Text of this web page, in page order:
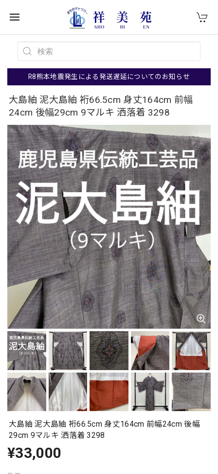
R8熊本地震発生による発送遅延についてのお知らせ
大島紬 泥大島紬 裄66.5cm 身丈164cm 前幅
24cm 後幅29cm 9マルキ 洒落着 3298
大島紬 泥大島紬 裄66.5cm 身丈164cm 前幅24cm 後幅
29cm 9マルキ 洒落着 3298
¥33,000